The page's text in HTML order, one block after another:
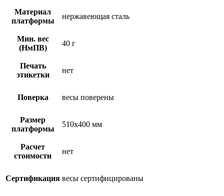
Материал
платформы
нержавеющая сталь
Мин. вес
(НмПВ)
40 г
Печать
этикетки
нет
Поверка весы поверены
Размер
платформы
510х400 мм
Расчет
стоимости
нет
Сертификация весы сертифицированы